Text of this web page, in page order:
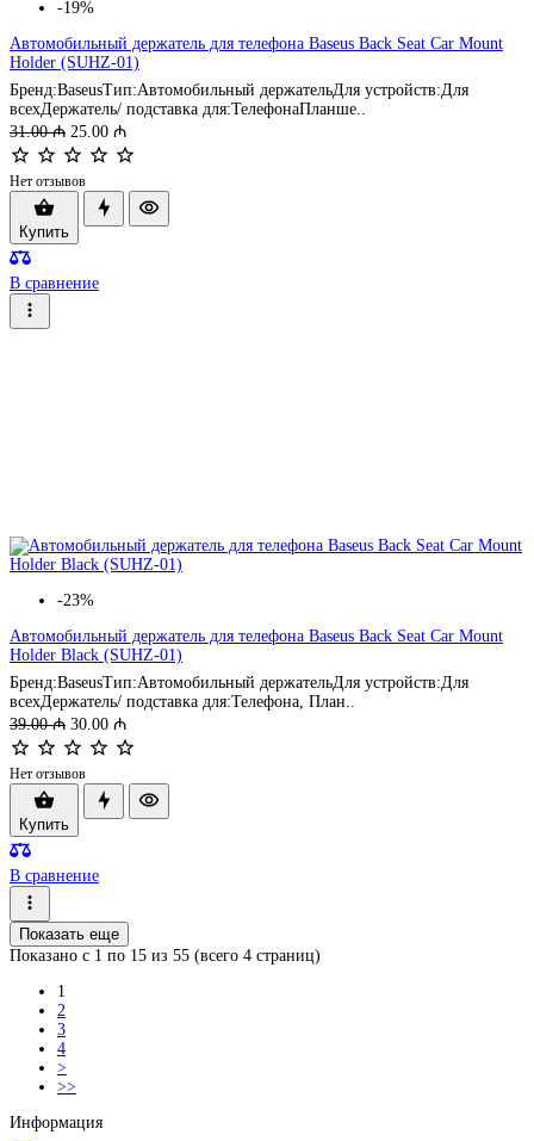
-19%
Автомобильный держатель для телефона Baseus Back Seat Car Mount
Holder (SUHZ-01)
Бренд:BaseusТип:Автомобильный держательДля устройств:Для
всехДержатель/ подставка для:ТелефонаПланше..
31.00 ₼ 25.00 ₼
Нет отзывов
Купить
В сравнение
-23%
Автомобильный держатель для телефона Baseus Back Seat Car Mount
Holder Black (SUHZ-01)
Бренд:BaseusТип:Автомобильный держательДля устройств:Для
всехДержатель/ подставка для:Телефона, План..
39.00 ₼ 30.00 ₼
Нет отзывов
Купить
В сравнение
Показать еще
Показано с 1 по 15 из 55 (всего 4 страниц)
1
2
3
4
>
>>
Информация